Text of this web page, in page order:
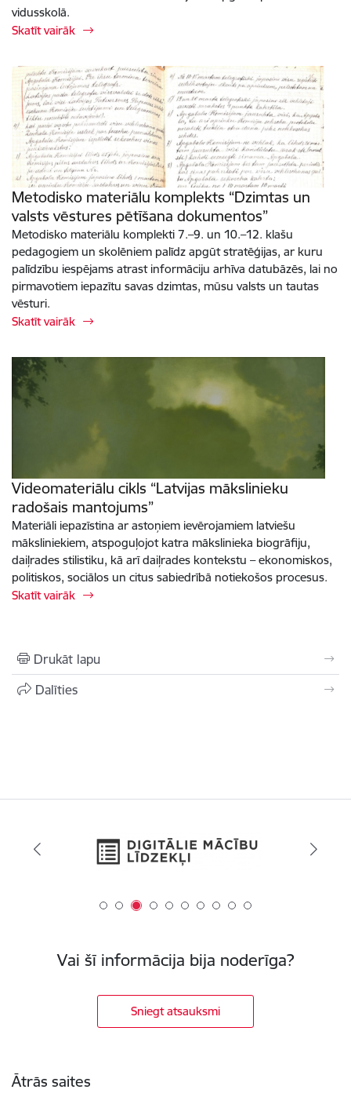
vidusskolā.
Skatīt vairāk
Metodisko materiālu komplekts “Dzimtas un
valsts vēstures pētīšana dokumentos”
Metodisko materiālu komplekti 7.–9. un 10.–12. klašu
pedagogiem un skolēniem palīdz apgūt stratēģijas, ar kuru
palīdzību iespējams atrast informāciju arhīva datubāzēs, lai no
pirmavotiem iepazītu savas dzimtas, mūsu valsts un tautas
vēsturi.
Skatīt vairāk
Videomateriālu cikls “Latvijas mākslinieku
radošais mantojums”
Materiāli iepazīstina ar astoņiem ievērojamiem latviešu
māksliniekiem, atspoguļojot katra mākslinieka biogrāfiju,
daiļrades stilistiku, kā arī daiļrades kontekstu – ekonomiskos,
politiskos, sociālos un citus sabiedrībā notiekošos procesus.
Skatīt vairāk
Drukāt lapu
Dalīties
Vai šī informācija bija noderīga?
Sniegt atsauksmi
Ātrās saites